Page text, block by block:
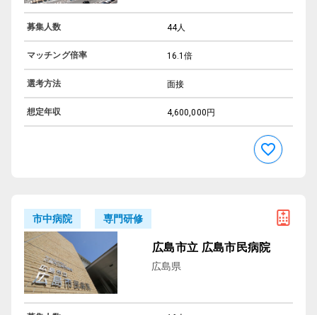
募集人数 44人
マッチング倍率 16.1倍
選考方法 面接
想定年収 4,600,000円
市中病院 専門研修
広島市立 広島市民病院
広島県